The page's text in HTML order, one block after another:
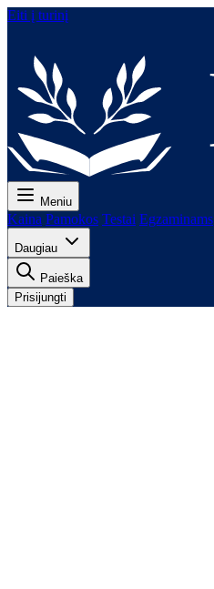
Eiti į turinį
Meniu
Kaina Pamokos Testai Egzaminams
Daugiau
Paieška
Prisijungti